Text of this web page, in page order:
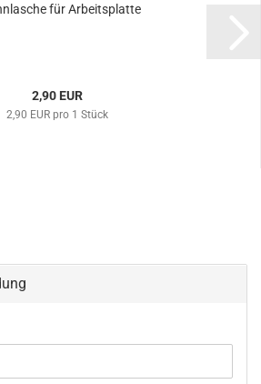
für Arbeitsplatte
2,90 EUR
2,90 EUR pro 1 Stück